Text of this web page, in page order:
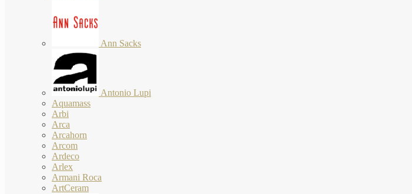
Ann Sacks
Antonio Lupi
Aquamass
Arbi
Arca
Arcahorn
Arcom
Ardeco
Arlex
Armani Roca
ArtCeram